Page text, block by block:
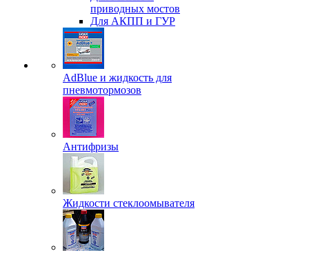
приводных мостов
Для АКПП и ГУР
AdBlue и жидкость для
пневмотормозов
Антифризы
Жидкости стеклоомывателя